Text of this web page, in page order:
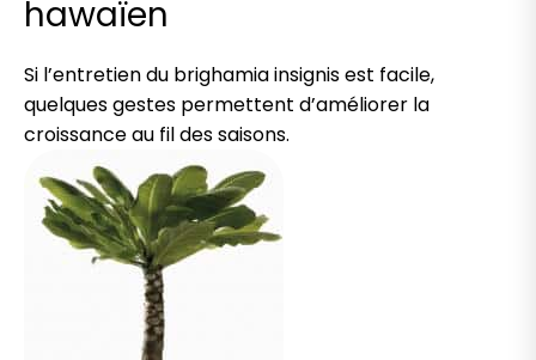
hawaïen
Si l’entretien du brighamia insignis est facile,
quelques gestes permettent d’améliorer la
croissance au fil des saisons.